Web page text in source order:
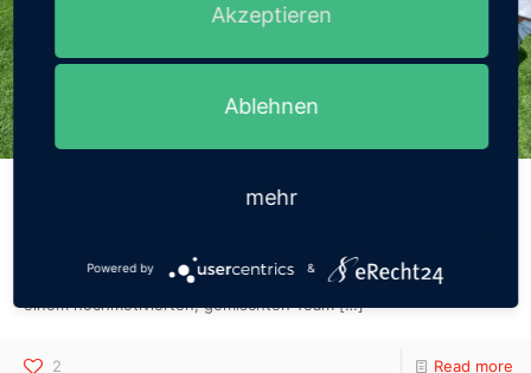
Teamgeist und Power im Fuchsparkstadion
ins Fuchsparkstadion Bamberg! Beim großen Leichtathletik-
Wettbewerb der Grundschulen trat unsere Grundschule mit
einem hochmotivierten, gemischten Team[…]
2 Read more
Akzeptieren
Ablehnen
mehr
Powered by &